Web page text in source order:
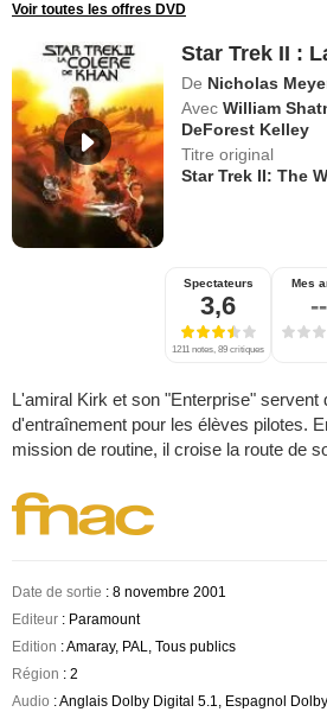
Voir toutes les offres DVD
Star Trek II :
De Nicholas
Avec William
DeForest Kelley
Titre original
Star Trek II: The
Spectateurs
3,6
1211 notes, 89 critiques
Mes
--
L'amiral Kirk et son "Enterprise"
d'entraînement pour les élèves pilotes.
mission de routine, il croise la route de
Date de sortie : 8 novembre 2001
Editeur : Paramount
Edition : Amaray, PAL, Tous publics
Région : 2
Audio : Anglais Dolby Digital 5.1, Espagnol